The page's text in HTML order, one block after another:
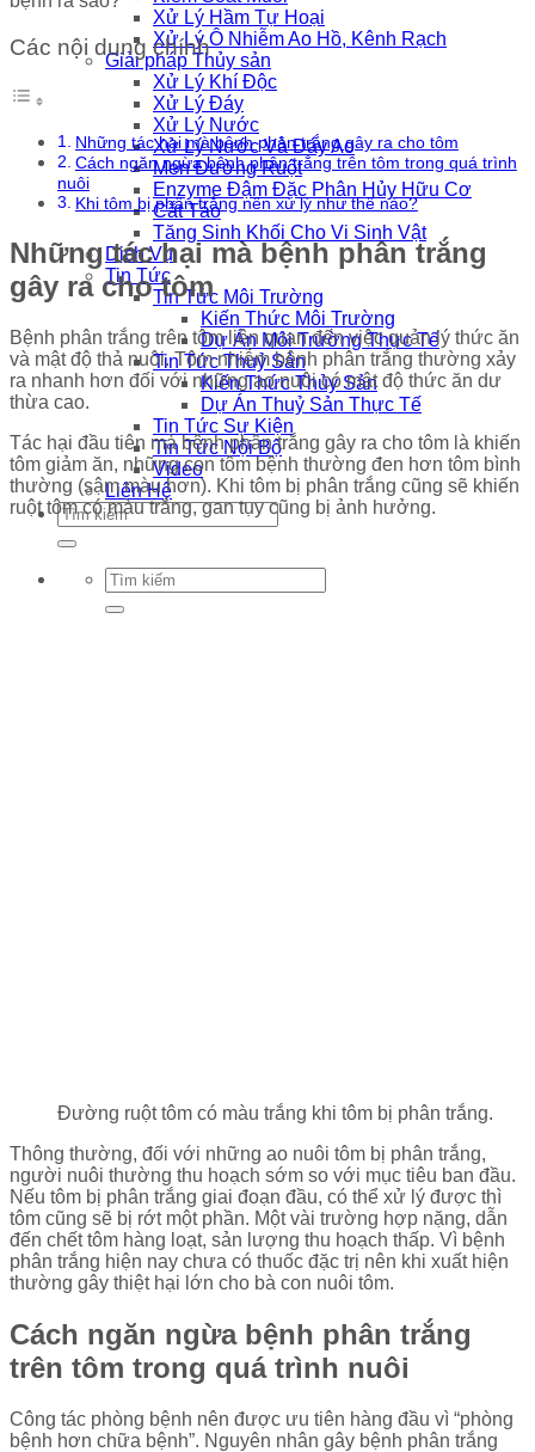
Xử Lý Hầm Tự Hoại
Xử Lý Ô Nhiễm Ao Hồ, Kênh Rạch
Giải pháp Thủy sản
Xử Lý Khí Độc
Xử Lý Đáy
Xử Lý Nước
Xử Lý Nước Và Đáy Ao
Men Đường Ruột
Enzyme Đậm Đặc Phân Hủy Hữu Cơ
Cắt Tảo
Tăng Sinh Khối Cho Vi Sinh Vật
Dịch Vụ
Tin Tức
Tin Tức Môi Trường
Kiến Thức Môi Trường
Dự Án Môi Trường Thực Tế
Tin Tức Thuỷ Sản
Kiến Thức Thủy Sản
Dự Án Thuỷ Sản Thực Tế
Tin Tức Sự Kiện
Tin Tức Nội Bộ
Video
Liên Hệ
Các nội dung chính
Những tác hại mà bệnh phân trắng gây ra cho tôm
Cách ngăn ngừa bệnh phân trắng trên tôm trong quá trình
nuôi
Khi tôm bị phân trắng nên xử lý như thế nào?
Những tác hại mà bệnh phân trắng
gây ra cho tôm
Bệnh phân trắng trên tôm liên quan đến việc quản lý thức ăn
và mật độ thả nuôi. Tôm nhiễm bệnh phân trắng thường xảy
ra nhanh hơn đối với những ao nuôi có mật độ thức ăn dư
thừa cao.
Tác hại đầu tiên mà bệnh phân trắng gây ra cho tôm là khiến
tôm giảm ăn, những con tôm bệnh thường đen hơn tôm bình
thường (sậm màu hơn). Khi tôm bị phân trắng cũng sẽ khiến
ruột tôm có màu trắng, gan tụy cũng bị ảnh hưởng.
Đường ruột tôm có màu trắng khi tôm bị phân trắng.
Thông thường, đối với những ao nuôi tôm bị phân trắng,
người nuôi thường thu hoạch sớm so với mục tiêu ban đầu.
Nếu tôm bị phân trắng giai đoạn đầu, có thể xử lý được thì
tôm cũng sẽ bị rớt một phần. Một vài trường hợp nặng, dẫn
đến chết tôm hàng loạt, sản lượng thu hoạch thấp. Vì bệnh
phân trắng hiện nay chưa có thuốc đặc trị nên khi xuất hiện
thường gây thiệt hại lớn cho bà con nuôi tôm.
Cách ngăn ngừa bệnh phân trắng
trên tôm trong quá trình nuôi
Công tác phòng bệnh nên được ưu tiên hàng đầu vì “phòng
bệnh hơn chữa bệnh”. Nguyên nhân gây bệnh phân trắng